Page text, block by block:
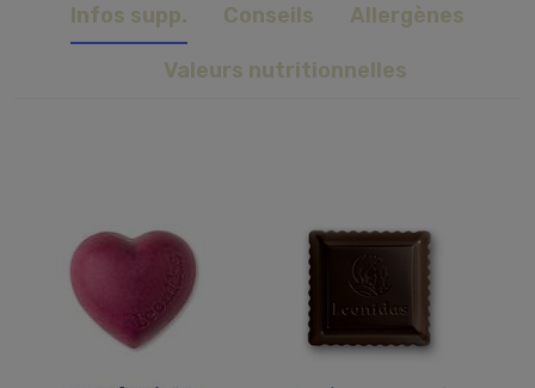
Infos supp. Conseils Allergènes
Valeurs nutritionnelles